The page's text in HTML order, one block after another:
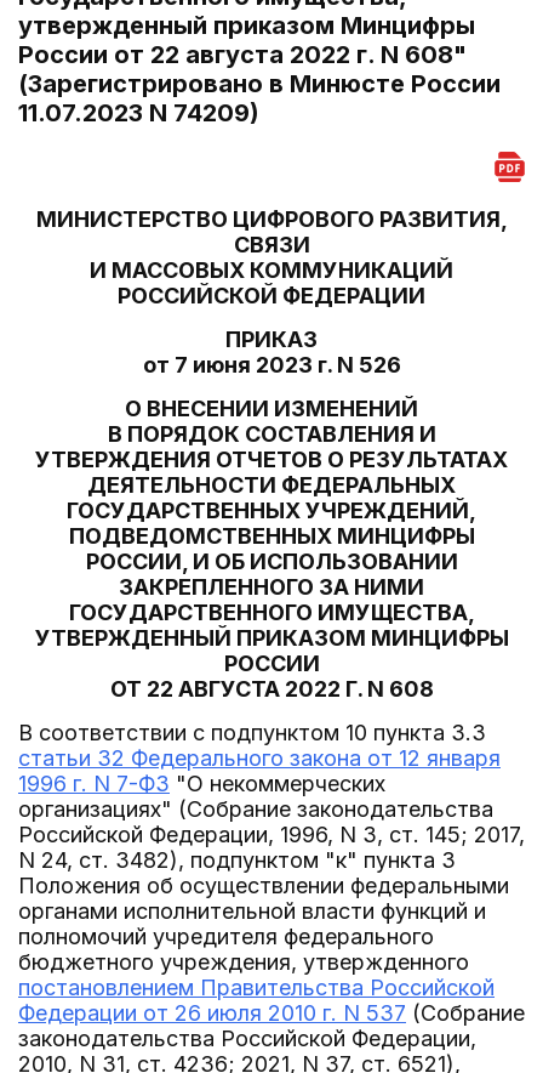
утвержденный приказом Минцифры
России от 22 августа 2022 г. N 608"
(Зарегистрировано в Минюсте России
11.07.2023 N 74209)
МИНИСТЕРСТВО ЦИФРОВОГО РАЗВИТИЯ,
СВЯЗИ
И МАССОВЫХ КОММУНИКАЦИЙ
РОССИЙСКОЙ ФЕДЕРАЦИИ
ПРИКАЗ
от 7 июня 2023 г. N 526
О ВНЕСЕНИИ ИЗМЕНЕНИЙ
В ПОРЯДОК СОСТАВЛЕНИЯ И
УТВЕРЖДЕНИЯ ОТЧЕТОВ О РЕЗУЛЬТАТАХ
ДЕЯТЕЛЬНОСТИ ФЕДЕРАЛЬНЫХ
ГОСУДАРСТВЕННЫХ УЧРЕЖДЕНИЙ,
ПОДВЕДОМСТВЕННЫХ МИНЦИФРЫ
РОССИИ, И ОБ ИСПОЛЬЗОВАНИИ
ЗАКРЕПЛЕННОГО ЗА НИМИ
ГОСУДАРСТВЕННОГО ИМУЩЕСТВА,
УТВЕРЖДЕННЫЙ ПРИКАЗОМ МИНЦИФРЫ
РОССИИ
ОТ 22 АВГУСТА 2022 Г. N 608
В соответствии с подпунктом 10 пункта 3.3
статьи 32 Федерального закона от 12 января
1996 г. N 7-ФЗ "О некоммерческих
организациях" (Собрание законодательства
Российской Федерации, 1996, N 3, ст. 145; 2017,
N 24, ст. 3482), подпунктом "к" пункта 3
Положения об осуществлении федеральными
органами исполнительной власти функций и
полномочий учредителя федерального
бюджетного учреждения, утвержденного
постановлением Правительства Российской
Федерации от 26 июля 2010 г. N 537 (Собрание
законодательства Российской Федерации,
2010, N 31, ст. 4236; 2021, N 37, ст. 6521),